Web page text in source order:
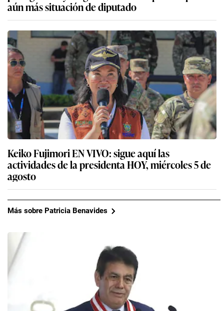
aún más situación de diputado
Keiko Fujimori EN VIVO: sigue aquí las
actividades de la presidenta HOY, miércoles 5 de
agosto
Más sobre Patricia Benavides